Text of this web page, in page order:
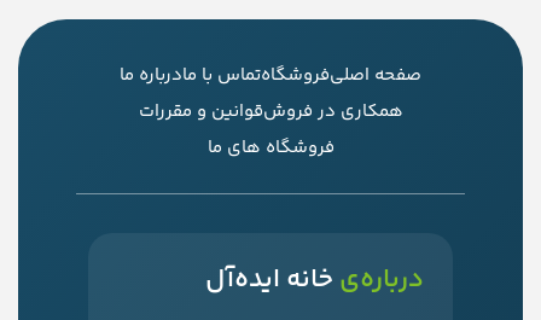
صفحه اصلیفروشگاهتماس با مادرباره ما
همکاری در فروشقوانین و مقررات
فروشگاه های ما
درباره‌ی خانه ایده‌آل